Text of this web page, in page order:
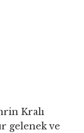
Kralı
gelenek ve